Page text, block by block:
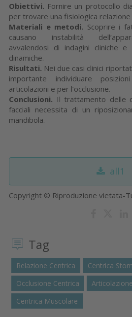
Obiettivi. Fornire un protocollo
per trovare una fisiologica
Materiali e metodi. Scoprire i
causano instabilità
avvalendosi di indagini cliniche
dinamiche.
Risultati. Nei due casi clinici
importante individuare
articolazioni e per l’occlusione.
Conclusioni. Il trattamento delle
facciali necessita di un
mandibola.
all1
Copyright © Riproduzione vietata-
Tag
Relazione Centrica
Centrica
Occlusione Centrica
Centrica Muscolare